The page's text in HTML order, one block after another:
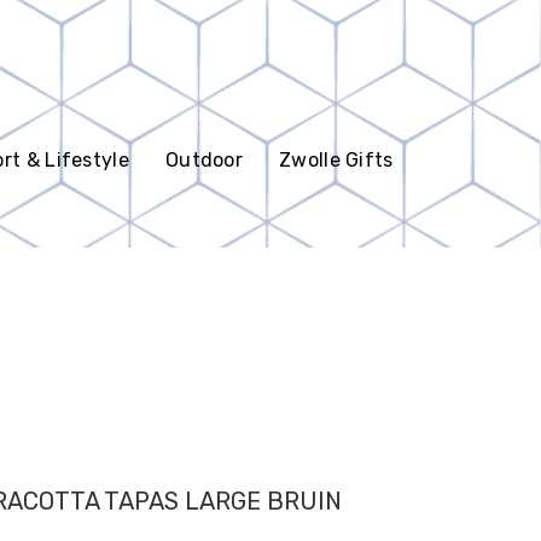
& Lifestyle Outdoor Zwolle Gifts
TAPAS LARGE BRUIN